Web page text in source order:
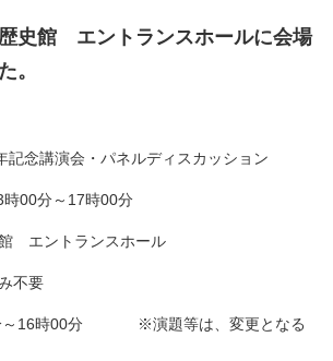
史館 エントランスホールに会場
。
記念講演会・パネルディスカッション
00分～17時00分
エントランスホール
不要
～16時00分 ※演題等は、変更となる